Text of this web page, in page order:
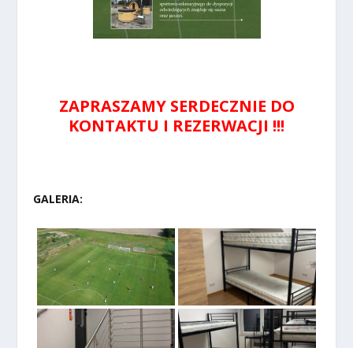
ZAPRASZAMY SERDECZNIE DO
KONTAKTU I REZERWACJI !!!
GALERIA: